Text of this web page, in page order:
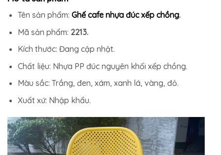
Tên sản phẩm: Ghế cafe nhựa đúc xếp chồng.
Mã sản phẩm: 2213.
Kích thước: Đang cập nhật.
Chất liệu: Nhựa PP đúc nguyên khối xếp chồng.
Màu sắc: Trắng, đen, xám, xanh lá, vàng, đỏ.
Xuất xứ: Nhập khẩu.